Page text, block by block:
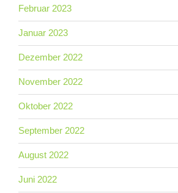
Februar 2023
Januar 2023
Dezember 2022
November 2022
Oktober 2022
September 2022
August 2022
Juni 2022